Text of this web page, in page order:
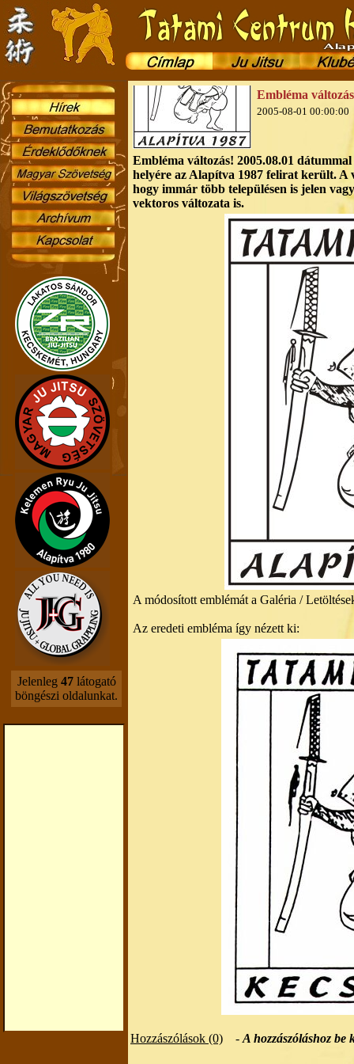
Jelenleg 47látogató
böngészi oldalunkat.
Embléma
2005-08-01 00:00:00
Embléma változás! 2005.08.01
helyére az Alapítva 1987 felirat került. A
hogy immár több településen is jelen
vektoros változata is.
A módosított emblémát a Galéria /
Az eredeti embléma így nézett ki:
Hozzászólások (0) - A hozzászóláshoz be